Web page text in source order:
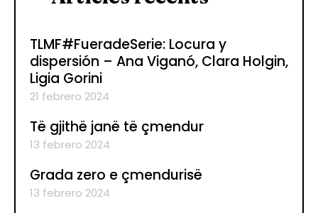
TLMF#FueradeSerie: Locura y
dispersión – Ana Viganó, Clara Holgin,
Ligia Gorini
21 febrero 2024
Të gjithë janë të çmendur
13 febrero 2024
Grada zero e çmendurisë
13 febrero 2024